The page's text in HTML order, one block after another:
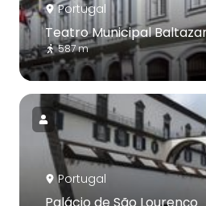
Portugal
Teatro Municipal
587 m
Portugal